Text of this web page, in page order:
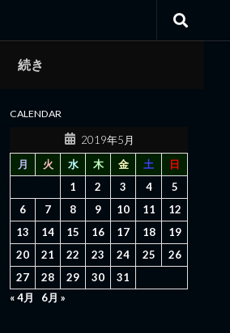
続き
CALENDAR
2019年5月
月
火 水 木 金 土
日
1
2 3 4
5
6
7 8 9 10 11
12
13
14 15 16 17 18
19
20
21 22 23 24 25
26
27
28 29 30
31
« 4月
6月 »